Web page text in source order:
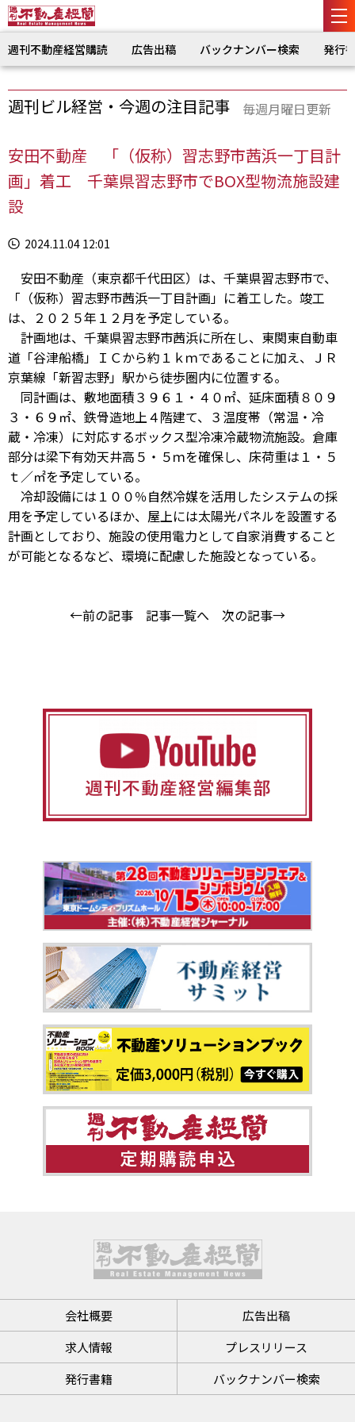
週刊不動産経営購読 広告出稿 バックナンバー検索 発行
週刊ビル経営・今週の注目記事 毎週月曜日更新
安田不動産 「（仮称）習志野市茜浜一丁目計
画」着工 千葉県習志野市でBOX型物流施設建
設
2024.11.04 12:01
安田不動産（東京都千代田区）は、千葉県習志野市で、
「（仮称）習志野市茜浜一丁目計画」に着工した。竣工
は、２０２５年１２月を予定している。
計画地は、千葉県習志野市茜浜に所在し、東関東自動車
道「谷津船橋」ＩＣから約１ｋｍであることに加え、ＪＲ
京葉線「新習志野」駅から徒歩圏内に位置する。
同計画は、敷地面積３９６１・４０㎡、延床面積８０９
３・６９㎡、鉄骨造地上４階建て、３温度帯（常温・冷
蔵・冷凍）に対応するボックス型冷凍冷蔵物流施設。倉庫
部分は梁下有効天井高５・５ｍを確保し、床荷重は１・５
ｔ／㎡を予定している。
冷却設備には１００％自然冷媒を活用したシステムの採
用を予定しているほか、屋上には太陽光パネルを設置する
計画としており、施設の使用電力として自家消費すること
が可能となるなど、環境に配慮した施設となっている。
←前の記事 記事一覧へ 次の記事→
会社概要
広告出稿
求人情報
プレスリリース
発行書籍
バックナンバー検索